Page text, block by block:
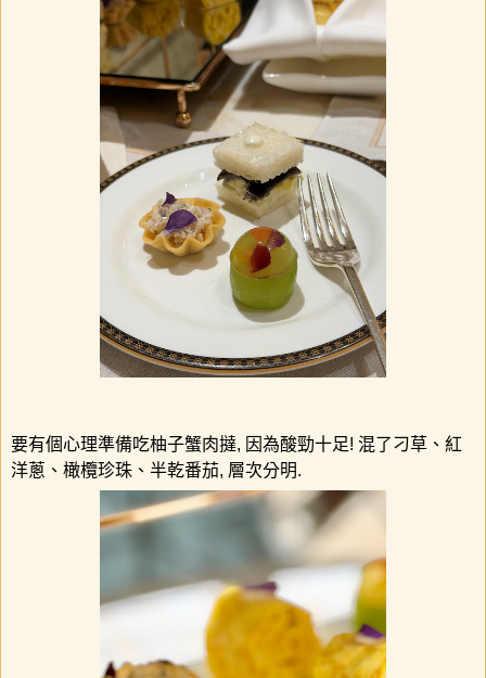
要有個心理準備吃柚子蟹肉撻, 因為酸勁十足! 混了刁草、紅
洋蔥、橄欖珍珠、半乾番茄, 層次分明.